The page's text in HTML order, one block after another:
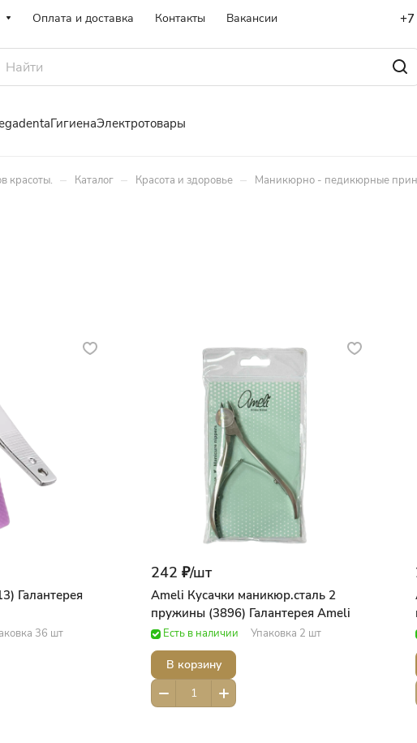
Оплата и доставка Контакты Вакансии
ГигиенаЭлектротовары
красоты. – Каталог – Красота и здоровье – Маникюрно - педикюрные
Галантерея
36 шт
242 ₽/шт
Ameli Кусачки маникюр.сталь 2
пружины (3896) Галантерея Ameli
Есть в наличии Упаковка 2 шт
В корзину